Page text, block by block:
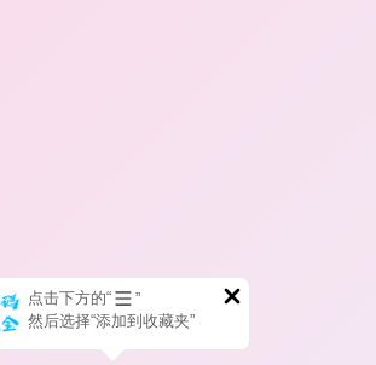
点击下方的“
”
然后选择“添加到收藏夹”